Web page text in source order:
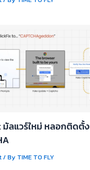
มัลแวร์ใหม่ หลอกติดตั้
/ By TIME TO FLY